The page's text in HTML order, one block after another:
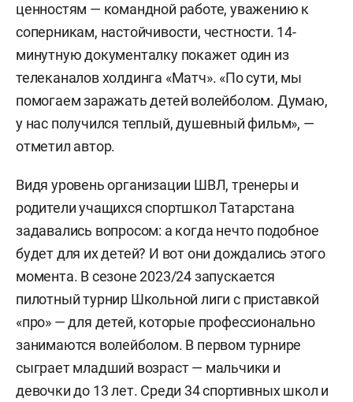
ценностям — командной работе, уважению к
соперникам, настойчивости, честности. 14-
минутную документалку покажет один из
телеканалов холдинга «Матч». «По сути, мы
помогаем заражать детей волейболом. Думаю,
у нас получился теплый, душевный фильм», —
отметил автор.
Видя уровень организации ШВЛ, тренеры и
родители учащихся спортшкол Татарстана
задавались вопросом: а когда нечто подобное
будет для их детей? И вот они дождались этого
момента. В сезоне 2023/24 запускается
пилотный турнир Школьной лиги с приставкой
«про» — для детей, которые профессионально
занимаются волейболом. В первом турнире
сыграет младший возраст — мальчики и
девочки до 13 лет. Среди 34 спортивных школ и